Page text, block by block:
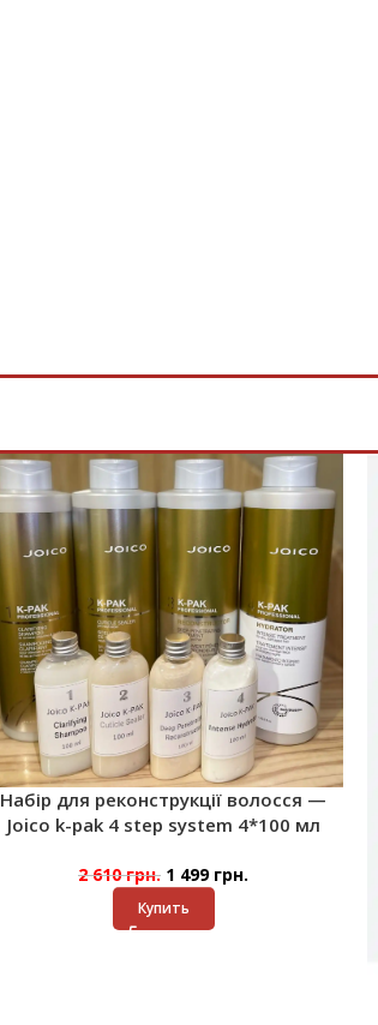
Набір для реконструкції волосся —
Joico k-pak 4 step system 4*100 мл
2 610грн. 1 499 грн.
Купить